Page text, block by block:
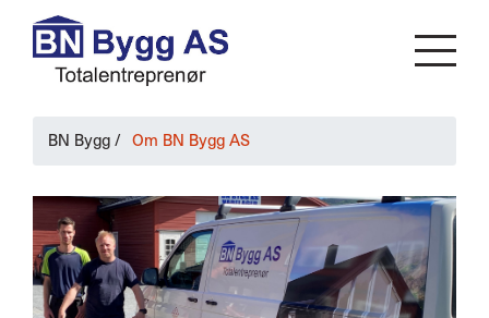
BN Bygg / Om BN Bygg AS